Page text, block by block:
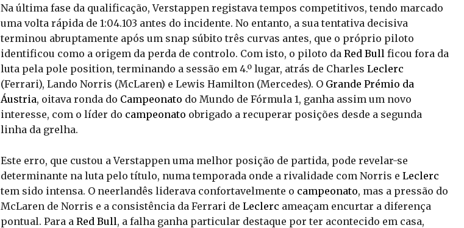
Na última fase da qualificação, Verstappen registava tempos competitivos, tendo marcado
uma volta rápida de 1:04.103 antes do incidente. No entanto, a sua tentativa decisiva
terminou abruptamente após um snap súbito três curvas antes, que o próprio piloto
identificou como a origem da perda de controlo. Com isto, o piloto da Red Bull ficou fora da
luta pela pole position, terminando a sessão em 4.º lugar, atrás de Charles Leclerc
(Ferrari), Lando Norris (McLaren) e Lewis Hamilton (Mercedes). O Grande Prémio da
Áustria, oitava ronda do Campeonato do Mundo de Fórmula 1, ganha assim um novo
interesse, com o líder do campeonato obrigado a recuperar posições desde a segunda
linha da grelha.
Este erro, que custou a Verstappen uma melhor posição de partida, pode revelar-se
determinante na luta pelo título, numa temporada onde a rivalidade com Norris e Leclerc
tem sido intensa. O neerlandês liderava confortavelmente o campeonato, mas a pressão do
McLaren de Norris e a consistência da Ferrari de Leclerc ameaçam encurtar a diferença
pontual. Para a Red Bull, a falha ganha particular destaque por ter acontecido em casa,